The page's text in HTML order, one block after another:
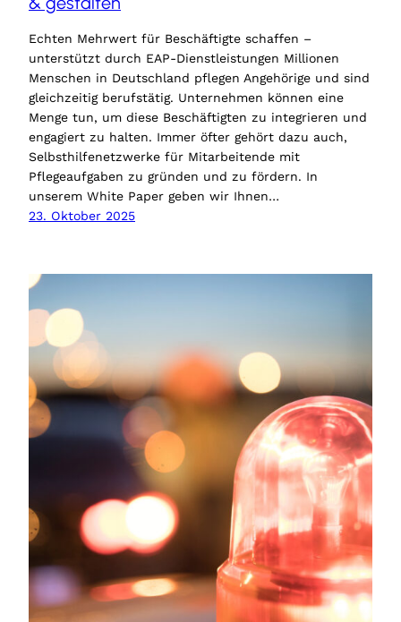
Echten Mehrwert für Beschäftigte schaffen –
unterstützt durch EAP-Dienstleistungen Millionen
Menschen in Deutschland pflegen Angehörige und sind
gleichzeitig berufstätig. Unternehmen können eine
Menge tun, um diese Beschäftigten zu integrieren und
engagiert zu halten. Immer öfter gehört dazu auch,
Selbsthilfenetzwerke für Mitarbeitende mit
Pflegeaufgaben zu gründen und zu fördern. In
unserem White Paper geben wir Ihnen…
23. Oktober 2025